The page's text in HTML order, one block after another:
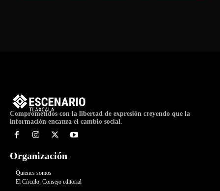
Comprometidos con la libertad de expresión creyendo que la
información encauza el cambio social.
Organización
Quienes somos
El Círculo: Consejo editorial